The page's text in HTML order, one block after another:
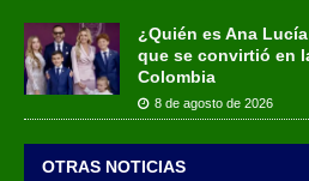
¿Quién es Ana
que se convirtió en
Colombia
8 de agosto de 2026
OTRAS NOTICIAS